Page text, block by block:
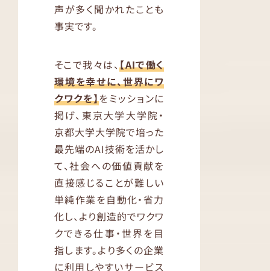
声が多く聞かれたことも
事実です。
そこで我々は、【AIで働く
環境を幸せに、世界にワ
クワクを】をミッションに
掲げ、東京大学大学院・
京都大学大学院で培った
最先端のAI技術を活かし
て、社会への価値貢献を
直接感じることが難しい
単純作業を自動化・省力
化し、より創造的でワクワ
クできる仕事・世界を目
指します。より多くの企業
に利用しやすいサービス